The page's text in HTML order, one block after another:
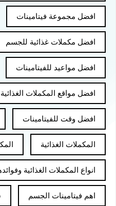
افضل مجموعة فيتامينات
افضل مكملات غذائية للجسم
افضل مواعيد للفيتامينات
افضل مواقع المكملات الغذائية
افضل وقت للفيتامينات
المكملات الغذائية
انواع المكملات الغذائية
اهم فيتامينات الجسم